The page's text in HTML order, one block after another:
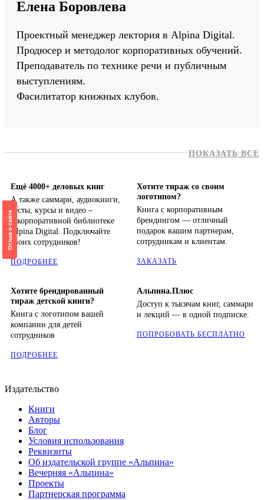
Елена Боровлева
Проектный менеджер лектория в Alpina Digital.
Продюсер и методолог корпоративных обучений.
Преподаватель по технике речи и публичным
выступлениям.
Фасилитатор книжных клубов.
ПОКАЗАТЬ ВСЕ
Ещё 4000+ деловых книг
А также саммари, аудиокниги,
тесты, курсы и видео –
в корпоративной библиотеке
Alpina Digital. Подключайте
своих сотрудников!
ПОДРОБНЕЕ
Хотите тираж со своим
логотипом?
Книга с корпоративным
брендингом — отличный
подарок вашим партнерам,
сотрудникам и клиентам.
ЗАКАЗАТЬ
Хотите брендированный
тираж детской книги?
Книга с логотипом вашей
компании для детей
сотрудников
ПОДРОБНЕЕ
Альпина.Плюс
Доступ к тысячам книг, саммари
и лекций — в одной подписке.
ПОПРОБОВАТЬ БЕСПЛАТНО
Издательство
Книги
Авторы
Блог
Условия использования
Реквизиты
Об издательской группе «Альпина»
Вечерняя «Альпина»
Проекты
Партнерская программа